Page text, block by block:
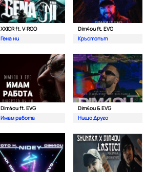
XXIOR ft. V:RGO
Гена ни
Dim4ou ft. EVG
Кръстопът
Dim4ou ft. EVG
Имам работа
Dim4ou & EVG
Нищо Друго